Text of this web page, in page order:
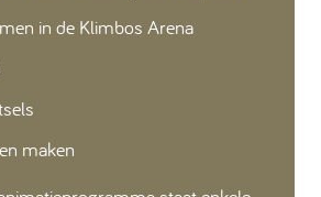
in de Klimbos Arena
maken